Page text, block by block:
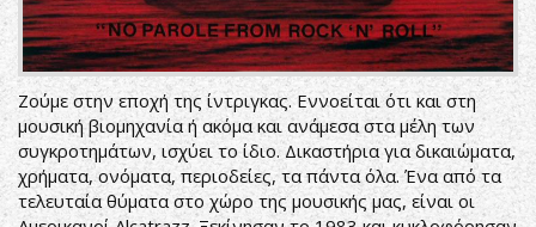
Ζούμε στην εποχή της ίντριγκας. Εννοείται ότι και στη
μουσική βιομηχανία ή ακόμα και ανάμεσα στα μέλη των
συγκροτημάτων, ισχύει το ίδιο. Δικαστήρια για δικαιώματα,
χρήματα, ονόματα, περιοδείες, τα πάντα όλα. Ένα από τα
τελευταία θύματα στο χώρο της μουσικής μας, είναι οι